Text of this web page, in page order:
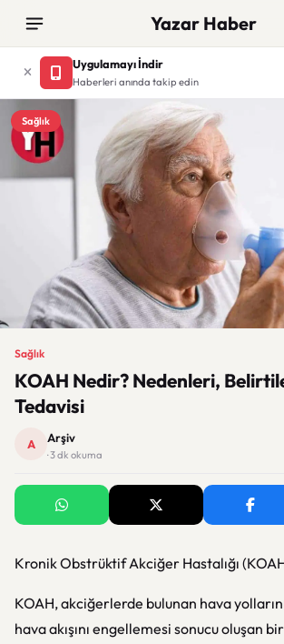
Yazar Haber
Uygulamayı İndir
Haberleri anında takip edin
Sağlık
Sağlık
KOAH Nedir? Nedenleri,
Tedavisi
A Arşiv
· 3 dk okuma
Kronik Obstrüktif Akciğer Hastalığı
KOAH, akciğerlerde bulunan hava
hava akışını engellemesi sonucu oluşan